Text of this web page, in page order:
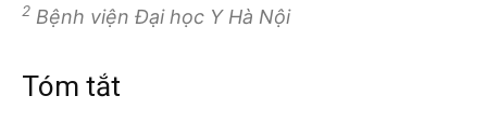
2 Bệnh viện Đại học Y Hà Nội
Tóm tắt